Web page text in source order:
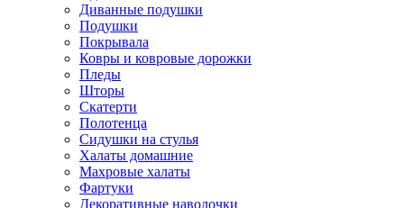
Диванные подушки
Подушки
Покрывала
Ковры и ковровые дорожки
Пледы
Шторы
Скатерти
Полотенца
Сидушки на стулья
Халаты домашние
Махровые халаты
Фартуки
Декоративные наволочки